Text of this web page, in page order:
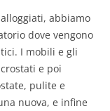
abbiamo
dove vengono
I mobili e gli
e poi
pulite e
nuova, e infine